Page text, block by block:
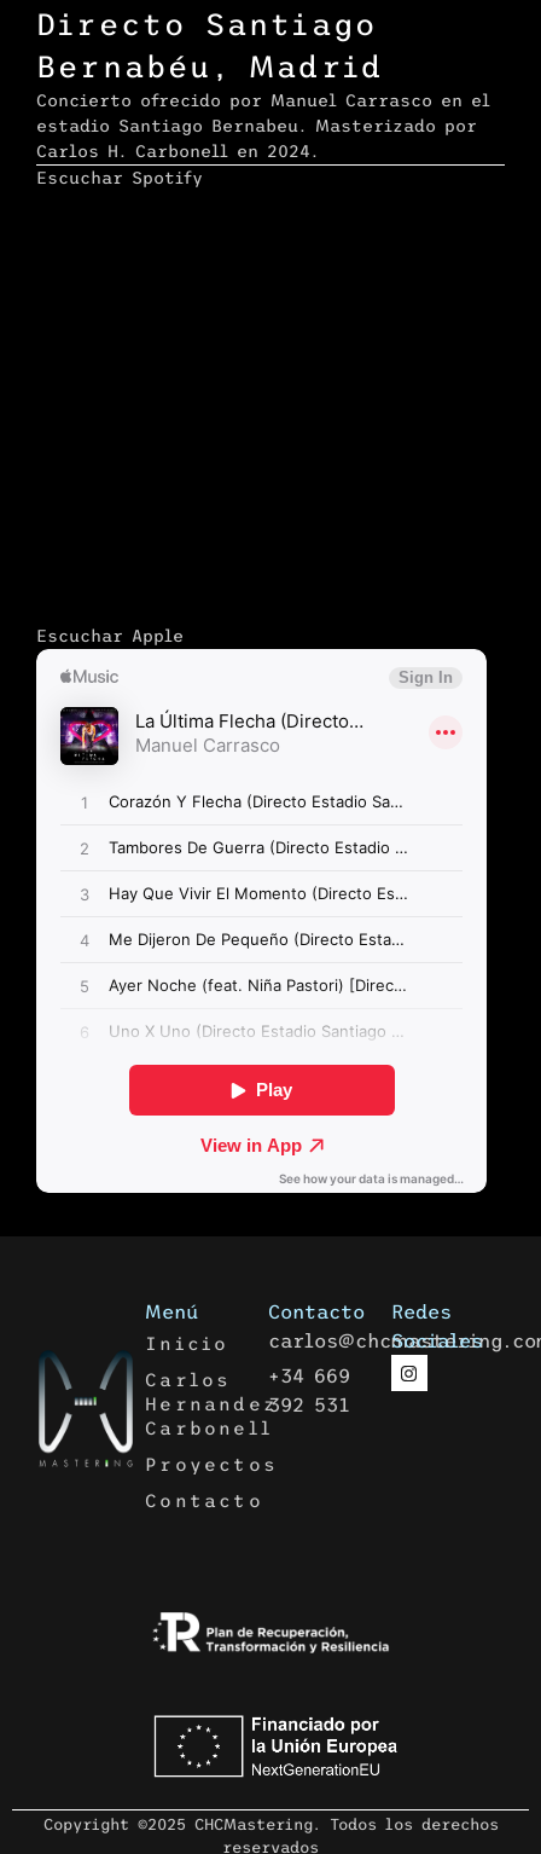
Directo Santiago
Bernabéu, Madrid
Concierto ofrecido por Manuel Carrasco en el
estadio Santiago Bernabeu. Masterizado por
Carlos H. Carbonell en 2024.
Escuchar Spotify
Escuchar Apple
Menú
Inicio
Carlos
Hernandez
Carbonell
Proyectos
Contacto
Contacto
+34 669
392 531
Redes
Sociales
Copyright ©2025 CHCMastering. Todos los derechos
reservados